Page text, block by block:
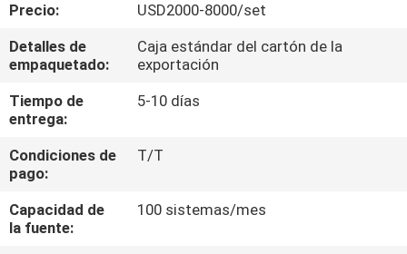
CONTROL
DE
CALIDAD
EN
CONTACTO
CON
Precio:
USD2000-8000/set
Detalles de
empaquetado:
Caja estándar del cartón de la
exportación
Tiempo de
entrega:
5-10 días
Condiciones de
pago:
T/T
Capacidad de
la fuente:
100 sistemas/mes